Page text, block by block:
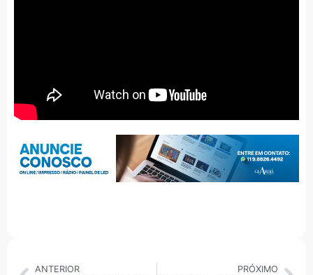
ANTERIOR PRÓXIMO